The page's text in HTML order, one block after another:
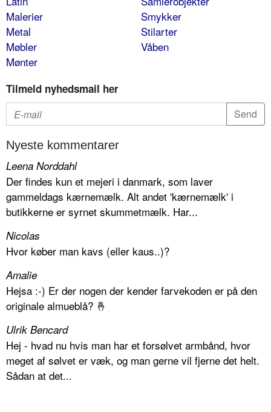
Malerier
Metal
Møbler
Mønter
Smykker
Stilarter
Våben
Tilmeld nyhedsmail her
Nyeste kommentarer
Leena Norddahl
Der findes kun et mejeri i danmark, som laver
gammeldags kærnemælk. Alt andet 'kærnemælk' i
butikkerne er syrnet skummetmælk. Har...
Nicolas
Hvor køber man kavs (eller kaus..)?
Amalie
Hejsa :-) Er der nogen der kender farvekoden er på den
originale almueblå? 🤞
Ulrik Bencard
Hej - hvad nu hvis man har et forsølvet armbånd, hvor
meget af sølvet er væk, og man gerne vil fjerne det helt.
Sådan at det...